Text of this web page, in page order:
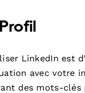
LinkedIn est d’
avec votre
des mots-clés